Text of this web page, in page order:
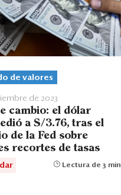
de valores
de 2023
cambio: el dólar
a S/3.76, tras el
de la Fed sobre
recortes de tasas
Lectura de 3 min